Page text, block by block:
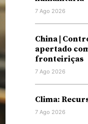
7 Ago 2026
China |
apertado
fronteiriças
7 Ago 2026
Clima:
7 Ago 2026